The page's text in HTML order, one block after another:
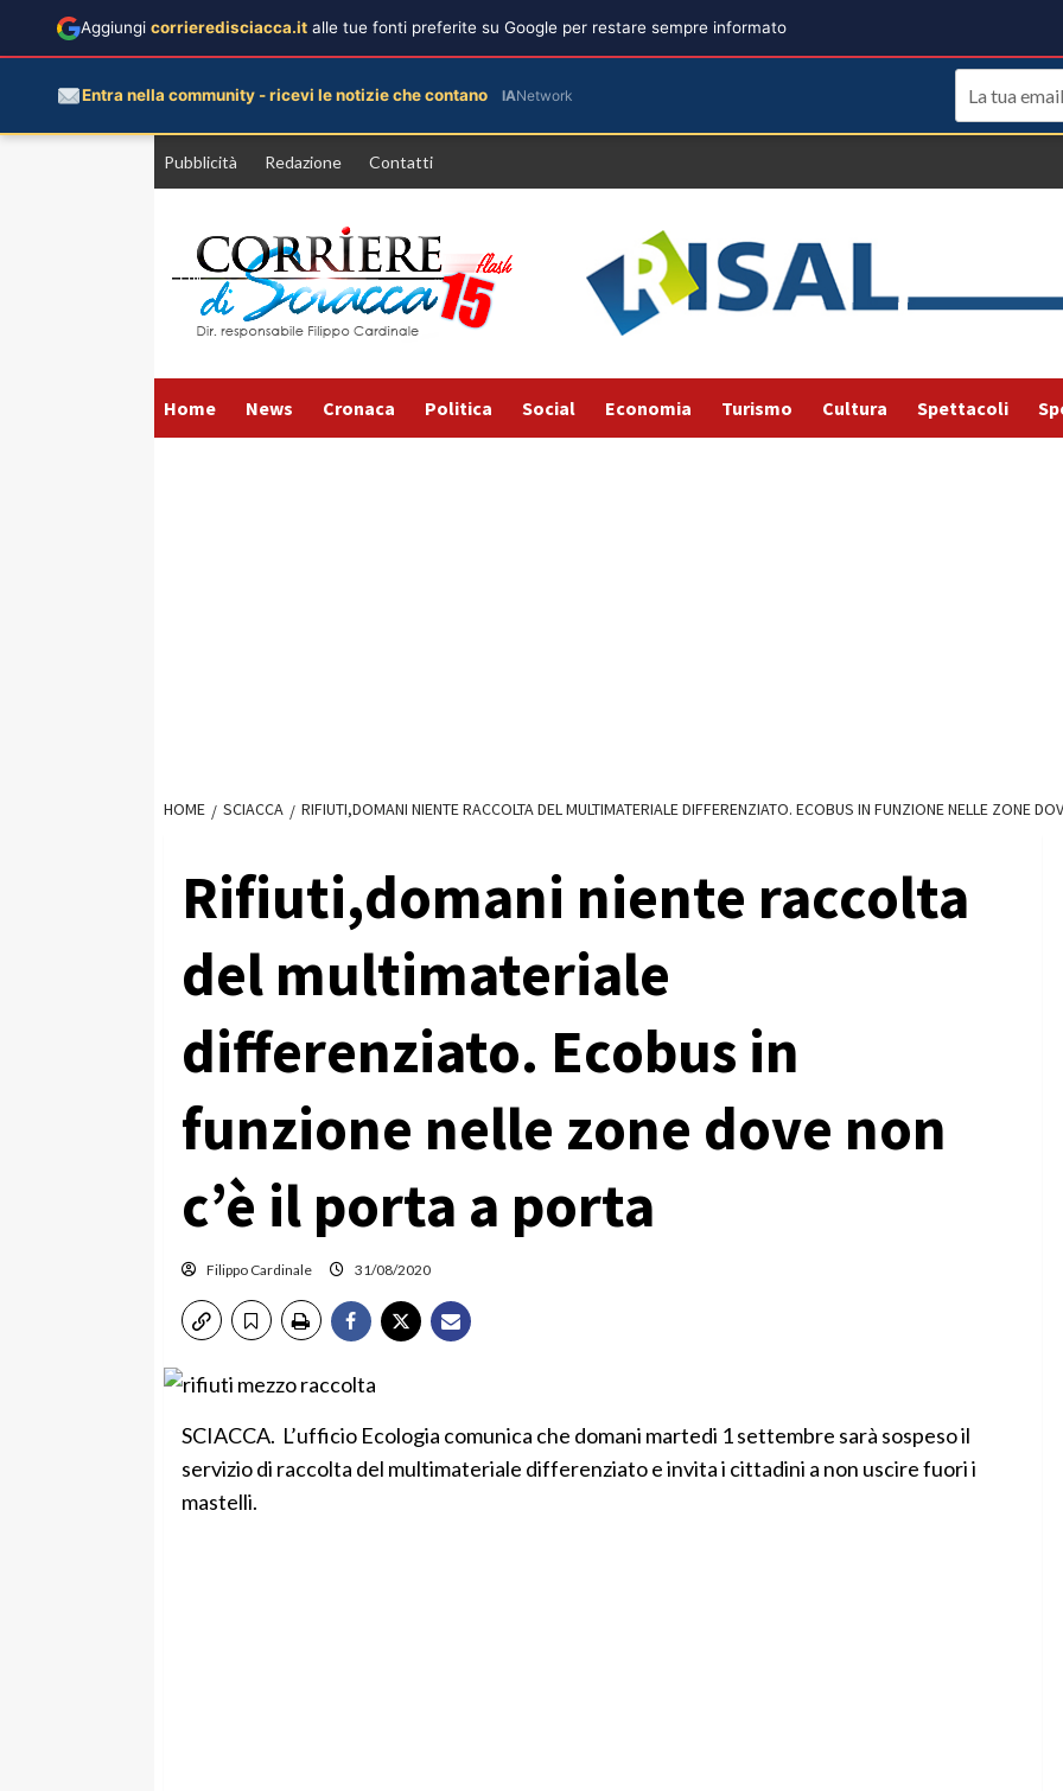
Pubblicità Redazione Contatti
Home News Cronaca Politica Social Economia Turismo Cultura Spettacoli
HOME SCIACCA RIFIUTI,DOMANI NIENTE RACCOLTA DEL MULTIMATERIALE DIFFERENZIATO. ECOBUS IN FUNZIONE NELLE ZONE
Rifiuti,domani niente raccolta
del multimateriale
differenziato. Ecobus in
funzione nelle zone dove non
c’è il porta a porta
Filippo Cardinale 31/08/2020
SCIACCA. L’ufficio Ecologia comunica che domani martedi 1 settembre sarà sospeso il
servizio di raccolta del multimateriale differenziato e invita i cittadini a non uscire fuori i
mastelli.
Aggiungi corrieredisciacca.it alle tue fonti preferite su Google per restare sempre informato
Entra nella community - ricevi le notizie che contano IANetwork